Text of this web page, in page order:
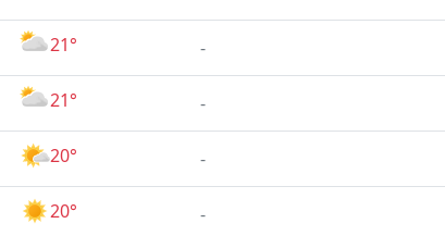
21° -
21° -
20° -
20° -